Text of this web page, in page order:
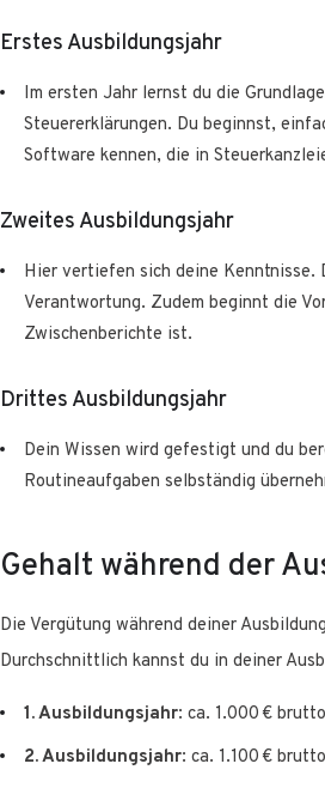
Erstes Ausbildungsjahr
Im ersten Jahr lernst du die
Steuererklärungen. Du beginnst,
Software kennen, die in
Zweites Ausbildungsjahr
Hier vertiefen sich deine Kenntnisse.
Verantwortung. Zudem beginnt die
Zwischenberichte ist.
Drittes Ausbildungsjahr
Dein Wissen wird gefestigt und du
Routineaufgaben selbständig
Gehalt während der
Die Vergütung während deiner
Durchschnittlich kannst du in deiner
1. Ausbildungsjahr: ca. 1.000 €
2. Ausbildungsjahr: ca. 1.100 €